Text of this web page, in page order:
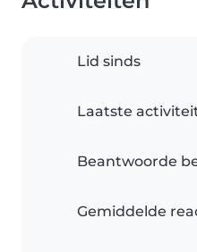
Lid sinds
Laatste
Beantwoorde
Gemiddelde